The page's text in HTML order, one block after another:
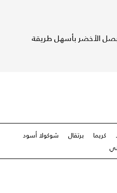
الأخضر بأسهل طريقة
كريما برتقال
شوكولا أسود